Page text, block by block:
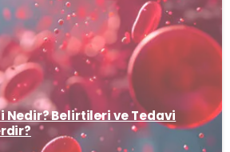
Nedir? Belirtileri ve Tedavi